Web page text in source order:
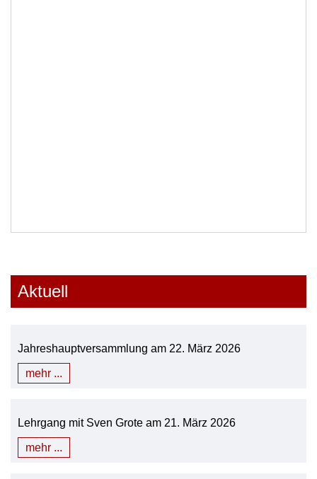
Aktuell
Jahreshauptversammlung am 22. März 2026
mehr ...
Lehrgang mit Sven Grote am 21. März 2026
mehr ...